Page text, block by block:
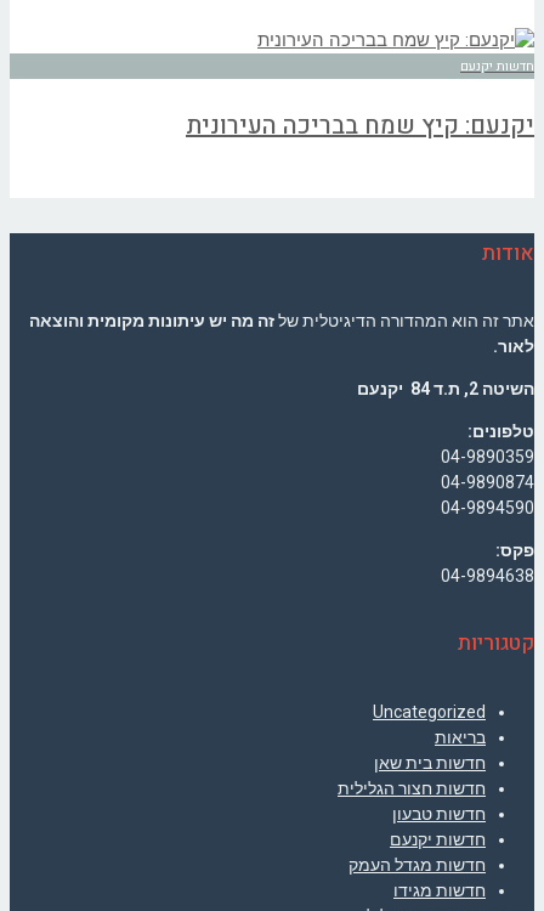
חדשות יקנעם
יקנעם: קיץ שמח בבריכה העירונית
אודות
אתר זה הוא המהדורה הדיגיטלית שלזה מה יש עיתונות מקומית והוצאה
לאור.
השיטה 2, ת.ד 84 יקנעם
טלפונים:
04-9890359
04-9890874
04-9894590
פקס:
04-9894638
קטגוריות
Uncategorized
בריאות
חדשות בית שאן
חדשות חצור הגלילית
חדשות טבעון
חדשות יקנעם
חדשות מגדל העמק
חדשות מגידו